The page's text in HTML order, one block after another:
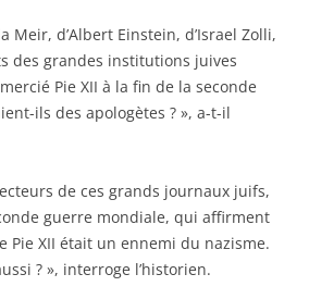
Meir, d’Albert Einstein, d’Israel Zolli,
des grandes institutions juives
Pie XII à la fin de la seconde
ils des apologètes ? », a-t-il
de ces grands journaux juifs,
guerre mondiale, qui affirment
Pie XII était un ennemi du nazisme.
? », interroge l’historien.